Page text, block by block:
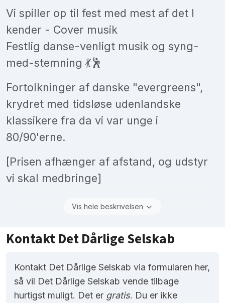
Vi spiller op til fest med mest af det I
kender - Cover musik
Festlig danse-venligt musik og syng-
med-stemning 💃🕺
Fortolkninger af danske "evergreens",
krydret med tidsløse udenlandske
klassikere fra da vi var unge i
80/90'erne.
[Prisen afhænger af afstand, og udstyr
vi skal medbringe]
Vis hele beskrivelsen
Kontakt Det Dårlige Selskab
Kontakt Det Dårlige Selskab via formularen her,
så vil Det Dårlige Selskab vende tilbage
hurtigst muligt. Det er gratis. Du er ikke